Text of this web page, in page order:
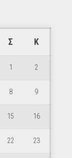
Σ Κ
1 2
8 9
15 16
22 23